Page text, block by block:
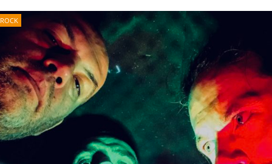
ROCK